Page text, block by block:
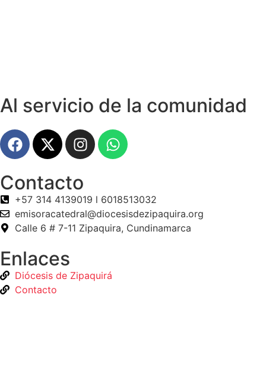
Al servicio de la comunidad
Contacto
+57 314 4139019 l 6018513032
emisoracatedral@diocesisdezipaquira.org
Calle 6 # 7-11 Zipaquira, Cundinamarca
Enlaces
Diócesis de Zipaquirá
Contacto